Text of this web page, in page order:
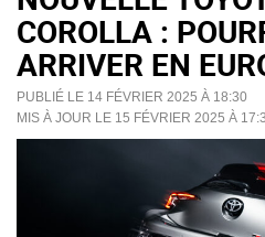
COROLLA :
ARRIVER EN
PUBLIÉ LE 14 FÉVRIER 2025 À 18:30
MIS À JOUR LE 15 FÉVRIER 2025 À